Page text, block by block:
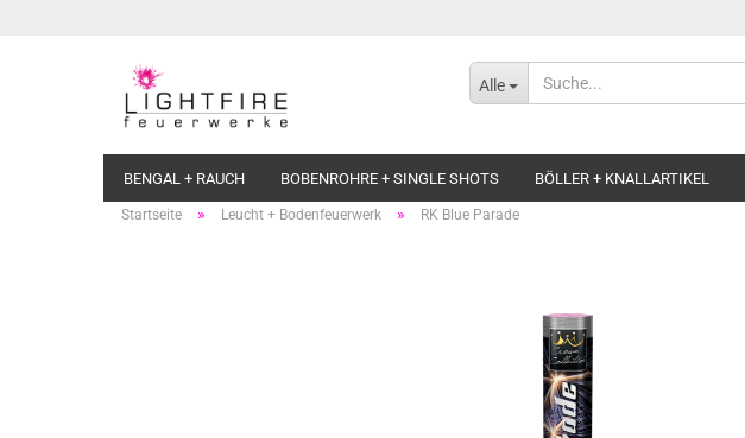
Alle
BENGAL + RAUCH BOBENROHRE + SINGLE SHOTS BÖLLER + KNALLARTIKEL
Startseite » Leucht + Bodenfeuerwerk » RK Blue Parade